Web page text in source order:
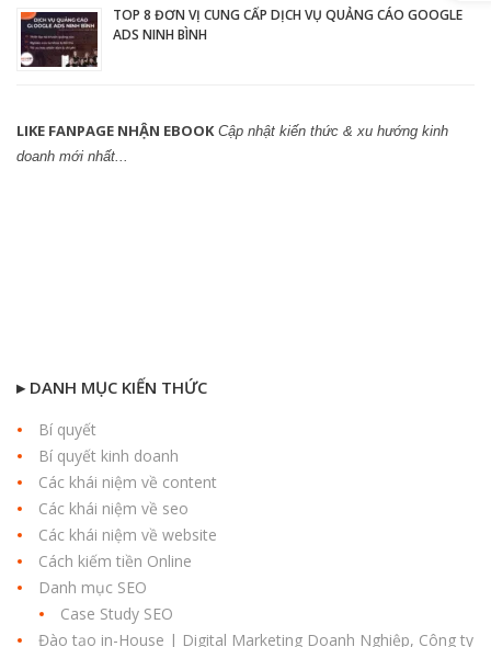
TOP 8 ĐƠN VỊ CUNG CẤP DỊCH VỤ QUẢNG CÁO GOOGLE
ADS NINH BÌNH
LIKE FANPAGE NHẬN EBOOK Cập nhật kiến thức & xu hướng kinh
doanh mới nhất...
▸ DANH MỤC KIẾN THỨC
Bí quyết
Bí quyết kinh doanh
Các khái niệm về content
Các khái niệm về seo
Các khái niệm về website
Cách kiếm tiền Online
Danh mục SEO
Case Study SEO
Đào tạo in-House | Digital Marketing Doanh Nghiệp, Công ty